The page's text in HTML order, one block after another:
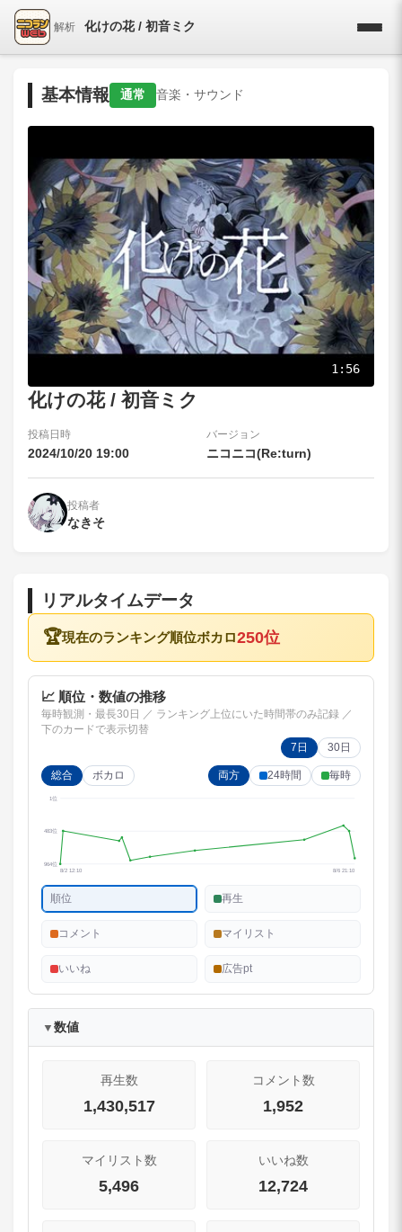
解析 化けの花 / 初音ミク
基本情報 通常 音楽・サウンド
1:56
化けの花 / 初音ミク
投稿日時
2024/10/20 19:00
バージョン
ニコニコ(Re:turn)
投稿者
なきそ
リアルタイムデータ
🏆現在のランキング順位ボカロ250位
📈 順位・数値の推移
毎時観測・最長30日 ／ ランキング上位にいた時間帯のみ記録 ／
下のカードで表示切替
7日
30日
総合 ボカロ 両方 24時間 毎時
1位
483位
964位
8/2 12:10
8/6 21:10
順位 再生
コメント マイリスト
いいね 広告pt
▼ 数値
再生数
1,430,517
コメント数
1,952
マイリスト数
5,496
いいね数
12,724